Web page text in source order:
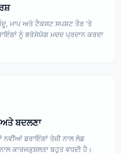
ਮਾਪ ਅਤੇ ਟੈਕਸਟ ਸਪਸ਼ਟ ਤੌਰ 'ਤੇ
ਨੂੰ ਭਰੋਸੇਯੋਗ ਮਦਦ ਪ੍ਰਦਾਨ ਕਰਦਾ
ਅਤੇ ਬਦਲਣਾ
ਨਵੀਂਆਂ ਡਰਾਇੰਗਾਂ ਤੇਜ਼ੀ ਨਾਲ ਲੋਡ
ਕਾਰਜਕੁਸ਼ਲਤਾ ਬਹੁਤ ਵਧਦੀ ਹੈ।